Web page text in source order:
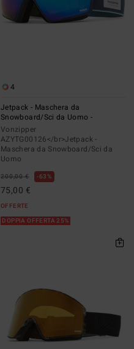
4
Jetpack - Maschera da
Snowboard/Sci da Uomo -
Vonzipper
AZYTG00126</br>Jetpack -
Maschera da Snowboard/Sci da
Uomo
200,00 € 63%
75,00 €
OFFERTE
DOPPIA OFFERTA 25%